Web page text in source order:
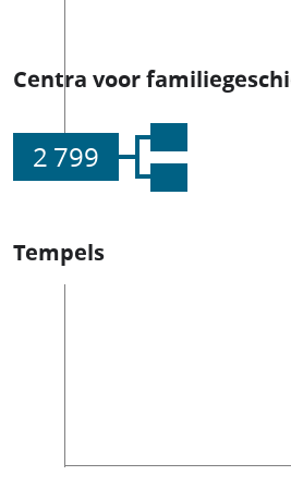
Centra voor
2 799
Tempels